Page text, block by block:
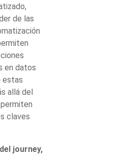
de las
en datos
estas
allá del
claves
journey,